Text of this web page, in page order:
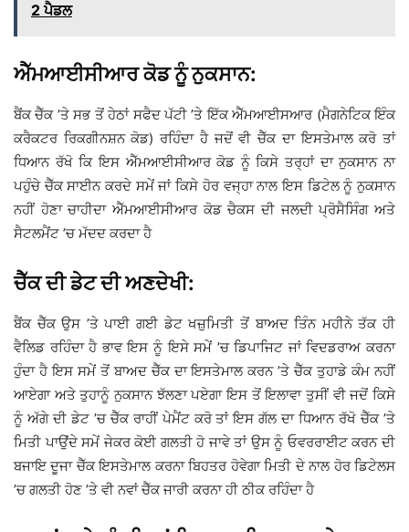
2 ਪੈਡਲ
ਐੱਮਆਈਸੀਆਰ ਕੋਡ ਨੂੰ ਨੁਕਸਾਨ:
ਬੈਂਕ ਚੈੱਕ ’ਤੇ ਸਭ ਤੋਂ ਹੇਠਾਂ ਸਫੈਦ ਪੱਟੀ ’ਤੇ ਇੱਕ ਐੱਮਆਈਸਆਰ (ਮੈਗਨੇਟਿਕ ਇੰਕ
ਕਰੈਕਟਰ ਰਿਕਗੀਨਸ਼ਨ ਕੋਡ) ਰਹਿੰਦਾ ਹੈ ਜਦੋਂ ਵੀ ਚੈੱਕ ਦਾ ਇਸਤੇਮਾਲ ਕਰੋ ਤਾਂ
ਧਿਆਨ ਰੱਖੋ ਕਿ ਇਸ ਐੱਮਆਈਸੀਆਰ ਕੋਡ ਨੂੰ ਕਿਸੇ ਤਰ੍ਹਾਂ ਦਾ ਨੁਕਸਾਨ ਨਾ
ਪਹੁੰਚੇ ਚੈੱਕ ਸਾਈਨ ਕਰਦੇ ਸਮੇਂ ਜਾਂ ਕਿਸੇ ਹੋਰ ਵਜ੍ਹਾ ਨਾਲ ਇਸ ਡਿਟੇਲ ਨੂੰ ਨੁਕਸਾਨ
ਨਹੀਂ ਹੋਣਾ ਚਾਹੀਦਾ ਐੱਮਆਈਸੀਆਰ ਕੋਡ ਚੈਕਸ ਦੀ ਜਲਦੀ ਪ੍ਰੋਸੈਸਿੰਗ ਅਤੇ
ਸੈਟਲਮੈਂਟ ’ਚ ਮੱਦਦ ਕਰਦਾ ਹੈ
ਚੈੱਕ ਦੀ ਡੇਟ ਦੀ ਅਣਦੇਖੀ:
ਬੈਂਕ ਚੈੱਕ ਉਸ ’ਤੇ ਪਾਈ ਗਈ ਡੇਟ ਖਜ਼ੁਮਿਤੀ ਤੋਂ ਬਾਅਦ ਤਿੰਨ ਮਹੀਨੇ ਤੱਕ ਹੀ
ਵੈਲਿਡ ਰਹਿੰਦਾ ਹੈ ਭਾਵ ਇਸ ਨੂੰ ਇਸੇ ਸਮੇਂ ’ਚ ਡਿਪਾਜਿਟ ਜਾਂ ਵਿਦਡਰਾਅ ਕਰਨਾ
ਹੁੰਦਾ ਹੈ ਇਸ ਸਮੇਂ ਤੋਂ ਬਾਅਦ ਚੈੱਕ ਦਾ ਇਸਤੇਮਾਲ ਕਰਨ ’ਤੇ ਚੈੱਕ ਤੁਹਾਡੇ ਕੰਮ ਨਹੀਂ
ਆਏਗਾ ਅਤੇ ਤੁਹਾਨੂੰ ਨੁਕਸਾਨ ਝੱਲਣਾ ਪਏਗਾ ਇਸ ਤੋਂ ਇਲਾਵਾ ਤੁਸੀਂ ਵੀ ਜਦੋਂ ਕਿਸੇ
ਨੂੰ ਅੱਗੇ ਦੀ ਡੇਟ ’ਚ ਚੈੱਕ ਰਾਹੀਂ ਪੇਮੈਂਟ ਕਰੋ ਤਾਂ ਇਸ ਗੱਲ ਦਾ ਧਿਆਨ ਰੱਖੋ ਚੈੱਕ ’ਤੇ
ਮਿਤੀ ਪਾਉਂਦੇ ਸਮੇਂ ਜੇਕਰ ਕੋਈ ਗਲਤੀ ਹੋ ਜਾਵੇ ਤਾਂ ਉਸ ਨੂੰ ਓਵਰਰਾਈਟ ਕਰਨ ਦੀ
ਬਜਾਇ ਦੂਜਾ ਚੈੱਕ ਇਸਤੇਮਾਲ ਕਰਨਾ ਬਿਹਤਰ ਹੋਵੇਗਾ ਮਿਤੀ ਦੇ ਨਾਲ ਹੋਰ ਡਿਟੇਲਸ
’ਚ ਗਲਤੀ ਹੋਣ ’ਤੇ ਵੀ ਨਵਾਂ ਚੈੱਕ ਜਾਰੀ ਕਰਨਾ ਹੀ ਠੀਕ ਰਹਿੰਦਾ ਹੈ